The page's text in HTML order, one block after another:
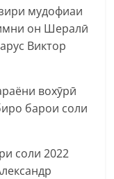
мудофиаи
он Шералӣ
Виктор
вохӯрӣ
барои соли
соли 2022